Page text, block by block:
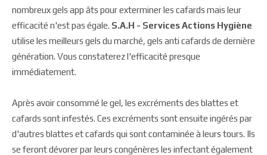
nombreux gels app âts pour exterminer les cafards mais leur
efficacité n'est pas égale. S.A.H - Services Actions Hygiène
utilise les meilleurs gels du marché, gels anti cafards de dernière
génération. Vous constaterez l'efficacité presque
immédiatement.
Après avoir consommé le gel, les excréments des blattes et
cafards sont infestés. Ces excréments sont ensuite ingérés par
d'autres blattes et cafards qui sont contaminée à leurs tours. Ils
se feront dévorer par leurs congénères les infectant également